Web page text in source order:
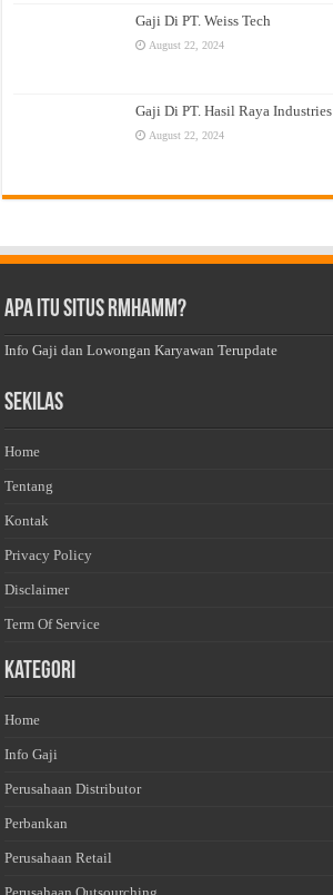
Gaji Di PT. Weiss Tech
August 22, 2024
Gaji Di PT. Hasil Raya Industries
August 22, 2024
Apa Itu Situs Rmhamm?
Info Gaji dan Lowongan Karyawan Terupdate
Sekilas
Home
Tentang
Kontak
Privacy Policy
Disclaimer
Term Of Service
Kategori
Home
Info Gaji
Perusahaan Distributor
Perbankan
Perusahaan Retail